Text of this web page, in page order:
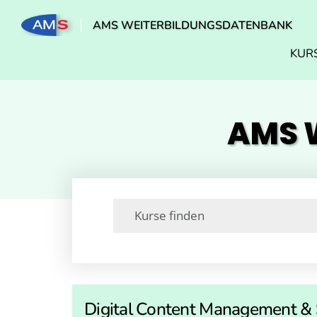
AMS WEITERBILDUNGSDATENBANK
AMS
Digital Content Management &